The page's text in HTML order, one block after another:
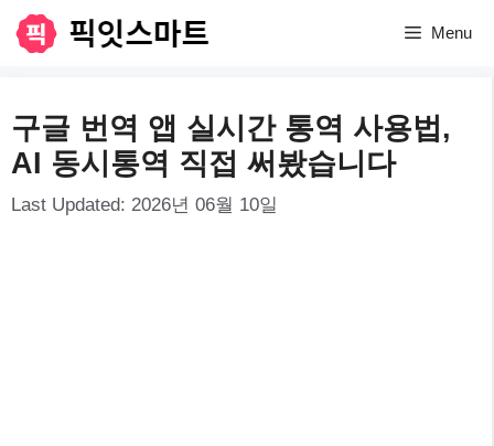
로
건
너
Menu
구글 번역 앱 실시간 통역 사용법,
AI 동시통역 직접 써봤습니다
Last Updated: 2026년 06월 10일